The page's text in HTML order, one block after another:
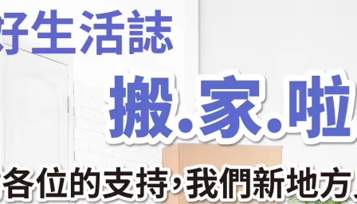
韓國人為什麼不容易胖？
推的MZ Diet ！
好吃的蛋白點心還有好玩的運動小遊戲！今年過
年已經等不及帶這盒跟我的親戚、朋友們一起分
2026 過年禮盒推薦｜五款百元健康伴手禮
停用猛健樂後會反彈嗎？作用解析＋停藥後體重